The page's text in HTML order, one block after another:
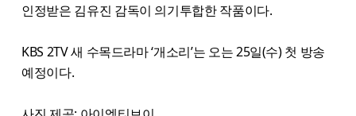
인정받은 김유진 감독이 의기투합한 작품이다.
KBS 2TV 새 수목드라마 ‘개소리’는 오는 25일(수) 첫 방송
예정이다.